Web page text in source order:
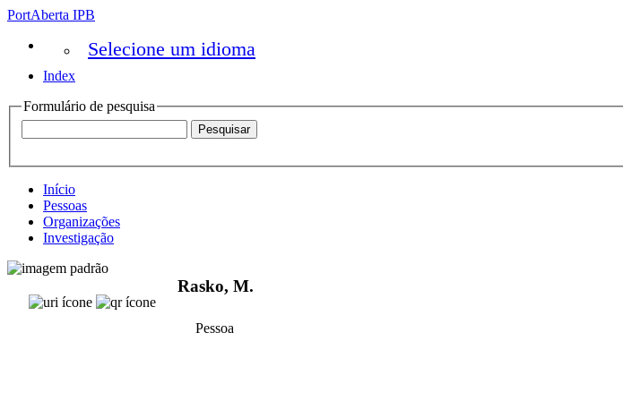
PortAberta IPB
Selecione um idioma
Index
Formulário de pesquisa
Início
Pessoas
Organizações
Investigação
Rasko, M.
Pessoa